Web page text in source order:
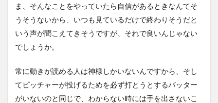
ま、そんなことをやっていたら自信があるときなんてそ
うそうないから、いつも見ているだけで終わりそうだと
いう声が聞こえてきそうですが、それで良いんじゃない
でしょうか。
常に動きが読める人は神様しかいないんですから、そし
てピッチャーが投げるためを必ず打とうとするバッター
がいないのと同じで、わからない時には手を出さないこ